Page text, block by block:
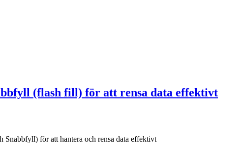
(flash fill) för att rensa data effektivt
för att hantera och rensa data effektivt